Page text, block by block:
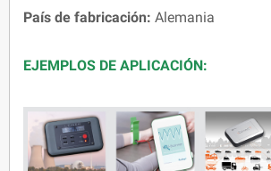
País de fabricación: Alemania
EJEMPLOS DE APLICACIÓN: